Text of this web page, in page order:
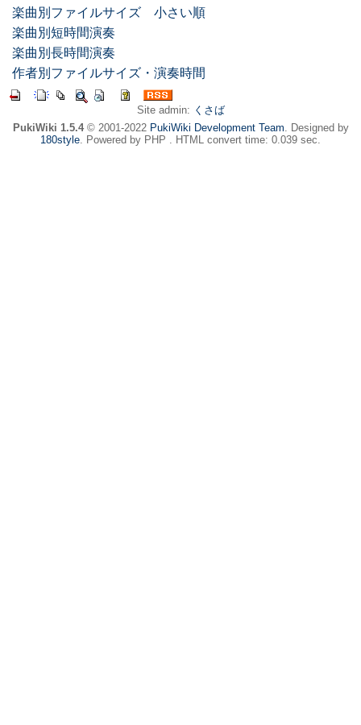
楽曲別ファイルサイズ 小さい順
楽曲別短時間演奏
楽曲別長時間演奏
作者別ファイルサイズ・演奏時間
Site admin: くさば
PukiWiki 1.5.4© 2001-2022 PukiWiki Development Team. Designed by
180style. Powered by PHP . HTML convert time: 0.039 sec.